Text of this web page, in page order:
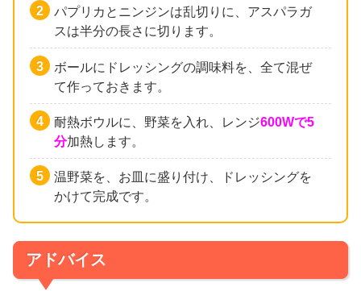
パプリカとニンジンは乱切りに、アスパラガ
スは半分の長さに切ります。
ボールにドレッシングの調味料を、全て混ぜ
て作っておきます。
耐熱ボウルに、野菜を入れ、レンジ600Wで5
分加熱します。
温野菜を、お皿に盛り付け、ドレッシングを
かけて完成です。
アドバイス